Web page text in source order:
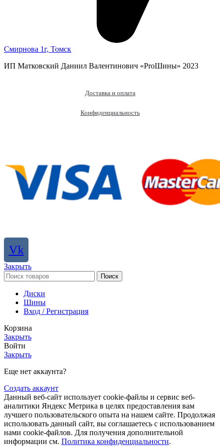
Смирнова 1г, Томск
ИП Матковский Даниил Валентинович «‎ProШины» 2023
Доставка и оплата
Конфиденциальность
Vk
Закрыть
Поиск
Диски
Шины
Вход / Регистрация
Корзина
Закрыть
Войти
Закрыть
Еще нет аккаунта?
Создать аккаунт
Данный веб-сайт использует cookie-файлы и сервис веб-
аналитики Яндекс Метрика в целях предоставления вам
лучшего пользовательского опыта на нашем сайте. Продолжая
использовать данный сайт, вы соглашаетесь с использованием
нами cookie-файлов. Для получения дополнительной
информации см. Политика конфиденциальности.